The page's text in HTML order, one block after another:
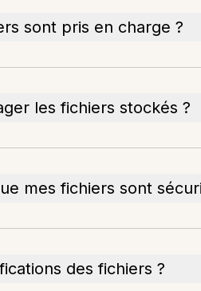
sont pris en charge ?
les fichiers stockés ?
mes fichiers sont
des fichiers ?